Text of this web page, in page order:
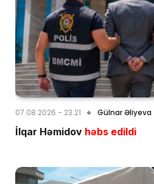
07.08.2026 - 23:21 Gülnar Əliyeva
İlqar Həmidov həbs edildi